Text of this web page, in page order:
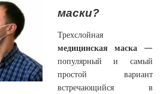
маски?
Трехслойная
медицинская маска —
популярный и самый
простой вариант
встречающийся в